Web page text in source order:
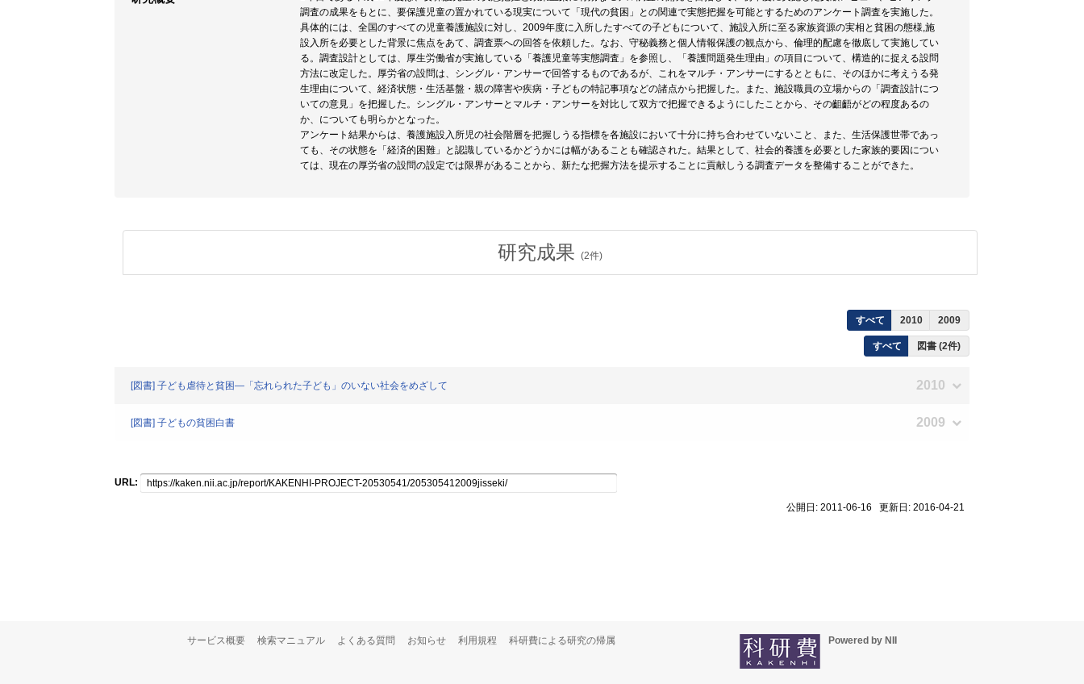
調査の成果をもとに、要保護児童の置かれている現実について「現代の貧困」との関連で実態把握を可能とするためのアンケート調査を実施した。
具体的には、全国のすべての児童養護施設に対し、2009年度に入所したすべての子どもについて、施設入所に至る家族資源の実相と貧困の態様,施
設入所を必要とした背景に焦点をあて、調査票への回答を依頼した。なお、守秘義務と個人情報保護の観点から、倫理的配慮を徹底して実施してい
る。調査設計としては、厚生労働省が実施している「養護児童等実態調査」を参照し、「養護問題発生理由」の項目について、構造的に捉える設問
方法に改定した。厚労省の設問は、シングル・アンサーで回答するものであるが、これをマルチ・アンサーにするとともに、そのほかに考えうる発
生理由について、経済状態・生活基盤・親の障害や疾病・子どもの特記事項などの諸点から把握した。また、施設職員の立場からの「調査設計につ
いての意見」を把握した。シングル・アンサーとマルチ・アンサーを対比して双方で把握できるようにしたことから、その齟齬がどの程度あるの
か、についても明らかとなった。
アンケート結果からは、養護施設入所児の社会階層を把握しうる指標を各施設において十分に持ち合わせていないこと、また、生活保護世帯であっ
ても、その状態を「経済的困難」と認識しているかどうかには幅があることも確認された。結果として、社会的養護を必要とした家族的要因につい
ては、現在の厚労省の設問の設定では限界があることから、新たな把握方法を提示することに貢献しうる調査データを整備することができた。
研究成果 (2件)
すべて 2010 2009
すべて 図書 (2件)
[図書] 子ども虐待と貧困―「忘れられた子ども」のいない社会をめざして 2010
[図書] 子どもの貧困白書 2009
URL:
公開日: 2011-06-16 更新日: 2016-04-21
サービス概要 検索マニュアル よくある質問 お知らせ 利用規程 科研費による研究の帰属 Powered by NII